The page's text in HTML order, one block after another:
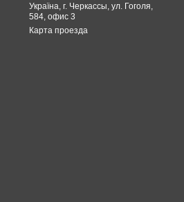
Україна, г. Черкассы, ул. Гоголя,
584, офис 3
Карта проезда